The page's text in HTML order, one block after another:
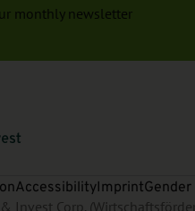
monthly newsletter
AccessibilityImprint
Invest Corp.